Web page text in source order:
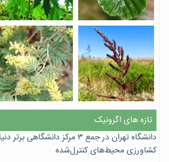
تازه های اگرونیک
دانشگاه تهران در جمع ۳ مرکز
کشاورزی محیط‌های کنترل‌شده